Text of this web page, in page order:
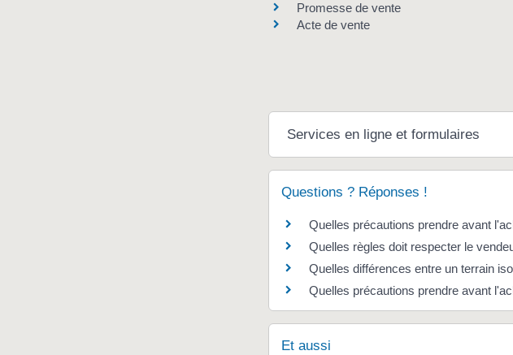
Promesse de vente
Acte de vente
Services en ligne et formulaires
Questions ? Réponses !
Quelles précautions prendre avant
Quelles règles doit respecter le
Quelles différences entre un terrain
Quelles précautions prendre avant
Et aussi